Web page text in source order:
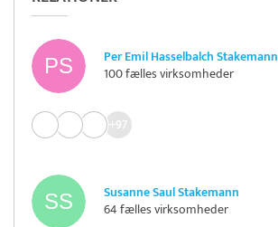
Per Emil Hasselbalch Stakemann
100 fælles virksomheder
+97
Susanne Saul Stakemann
64 fælles virksomheder